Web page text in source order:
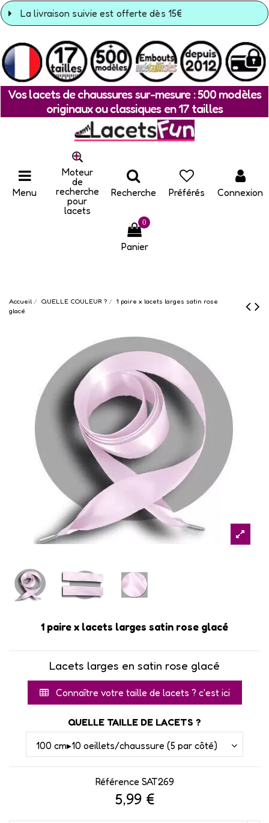
La livraison suivie est offerte dès 15€
Vos lacets de chaussures sur-mesure : 500 modèles
originaux ou classiques en 17 tailles
Menu
Moteur
de
recherche
pour
lacets
Recherche Préférés Connexion
0
Panier
Accueil QUELLE COULEUR ?
1 paire x lacets larges satin rose
glacé
1 paire x lacets larges satin rose glacé
Lacets larges en satin rose glacé
Connaître votre taille de lacets ? c'est ici
QUELLE TAILLE DE LACETS ?
Référence SAT269
5,99 €